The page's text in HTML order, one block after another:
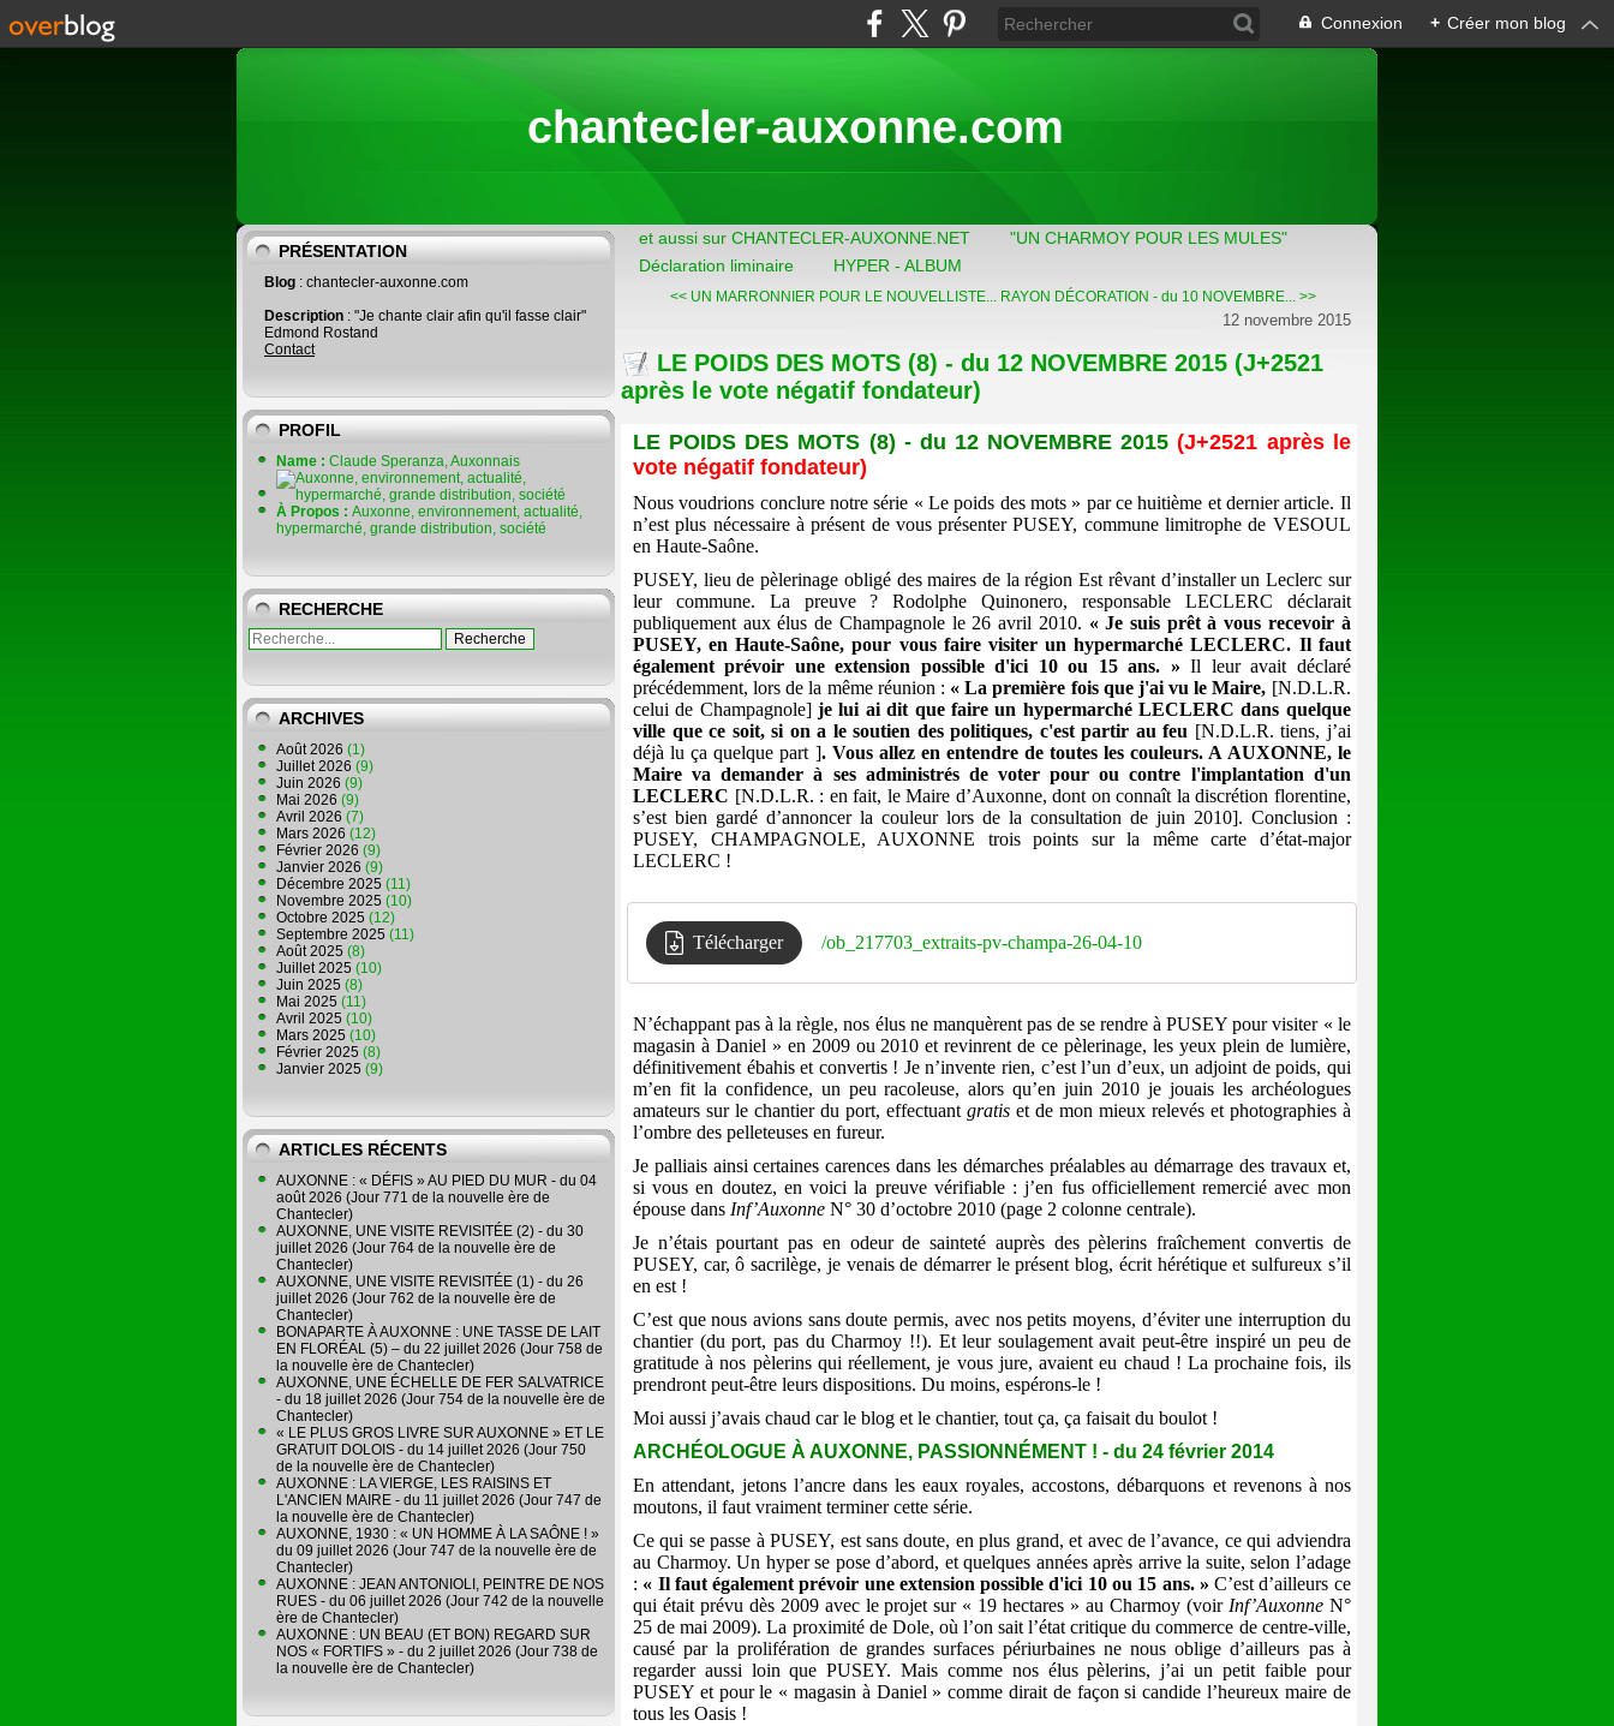
Connexion + Créer mon blog
chantecler-auxonne.com
PRÉSENTATION
Blog : chantecler-auxonne.com
Description : "Je chante clair afin qu'il fasse clair"
Edmond Rostand
Contact
PROFIL
Name : Claude Speranza, Auxonnais
À Propos : Auxonne, environnement, actualité,
hypermarché, grande distribution, société
RECHERCHE
ARCHIVES
Août 2026 (1)
Juillet 2026 (9)
Juin 2026 (9)
Mai 2026 (9)
Avril 2026 (7)
Mars 2026 (12)
Février 2026 (9)
Janvier 2026 (9)
Décembre 2025 (11)
Novembre 2025 (10)
Octobre 2025 (12)
Septembre 2025 (11)
Août 2025 (8)
Juillet 2025 (10)
Juin 2025 (8)
Mai 2025 (11)
Avril 2025 (10)
Mars 2025 (10)
Février 2025 (8)
Janvier 2025 (9)
ARTICLES RÉCENTS
AUXONNE : « DÉFIS » AU PIED DU MUR - du 04
août 2026 (Jour 771 de la nouvelle ère de
Chantecler)
AUXONNE, UNE VISITE REVISITÉE (2) - du 30
juillet 2026 (Jour 764 de la nouvelle ère de
Chantecler)
AUXONNE, UNE VISITE REVISITÉE (1) - du 26
juillet 2026 (Jour 762 de la nouvelle ère de
Chantecler)
BONAPARTE À AUXONNE : UNE TASSE DE LAIT
EN FLORÉAL (5) – du 22 juillet 2026 (Jour 758 de
la nouvelle ère de Chantecler)
AUXONNE, UNE ÉCHELLE DE FER SALVATRICE
- du 18 juillet 2026 (Jour 754 de la nouvelle ère de
Chantecler)
« LE PLUS GROS LIVRE SUR AUXONNE » ET LE
GRATUIT DOLOIS - du 14 juillet 2026 (Jour 750
de la nouvelle ère de Chantecler)
AUXONNE : LA VIERGE, LES RAISINS ET
L'ANCIEN MAIRE - du 11 juillet 2026 (Jour 747 de
la nouvelle ère de Chantecler)
AUXONNE, 1930 : « UN HOMME À LA SAÔNE ! »
du 09 juillet 2026 (Jour 747 de la nouvelle ère de
Chantecler)
AUXONNE : JEAN ANTONIOLI, PEINTRE DE NOS
RUES - du 06 juillet 2026 (Jour 742 de la nouvelle
ère de Chantecler)
AUXONNE : UN BEAU (ET BON) REGARD SUR
NOS « FORTIFS » - du 2 juillet 2026 (Jour 738 de
la nouvelle ère de Chantecler)
et aussi sur CHANTECLER-AUXONNE.NET
"UN CHARMOY POUR LES MULES"
Déclaration liminaire
HYPER - ALBUM
<< UN MARRONNIER POUR LE NOUVELLISTE... RAYON DÉCORATION - du 10 NOVEMBRE... >>
12 novembre 2015
LE POIDS DES MOTS (8) - du 12 NOVEMBRE 2015 (J+2521
après le vote négatif fondateur)
LE POIDS DES MOTS (8) - du 12 NOVEMBRE 2015 (J+2521 après le
vote négatif fondateur)
Nous voudrions conclure notre série « Le poids des mots » par ce huitième et dernier article. Il
n’est plus nécessaire à présent de vous présenter PUSEY, commune limitrophe de VESOUL
en Haute-Saône.
PUSEY, lieu de pèlerinage obligé des maires de la région Est rêvant d’installer un Leclerc sur
leur commune. La preuve ? Rodolphe Quinonero, responsable LECLERC déclarait
publiquement aux élus de Champagnole le 26 avril 2010. « Je suis prêt à vous recevoir à
PUSEY, en Haute-Saône, pour vous faire visiter un hypermarché LECLERC. Il faut
également prévoir une extension possible d'ici 10 ou 15 ans. »Il leur avait déclaré
précédemment, lors de la même réunion : « La première fois que j'ai vu le Maire, [N.D.L.R.
celui de Champagnole]je lui ai dit que faire un hypermarché LECLERC dans quelque
ville que ce soit, si on a le soutien des politiques, c'est partir au feu [N.D.L.R. tiens, j’ai
déjà lu ça quelque part ]. Vous allez en entendre de toutes les couleurs. A AUXONNE, le
Maire va demander à ses administrés de voter pour ou contre l'implantation d'un
LECLERC [N.D.L.R. : en fait, le Maire d’Auxonne, dont on connaît la discrétion florentine,
s’est bien gardé d’annoncer la couleur lors de la consultation de juin 2010]. Conclusion :
PUSEY, CHAMPAGNOLE, AUXONNE trois points sur la même carte d’état-major
LECLERC !
Télécharger /ob_217703_extraits-pv-champa-26-04-10
N’échappant pas à la règle, nos élus ne manquèrent pas de se rendre à PUSEY pour visiter « le
magasin à Daniel » en 2009 ou 2010 et revinrent de ce pèlerinage, les yeux plein de lumière,
définitivement ébahis et convertis ! Je n’invente rien, c’est l’un d’eux, un adjoint de poids, qui
m’en fit la confidence, un peu racoleuse, alors qu’en juin 2010 je jouais les archéologues
amateurs sur le chantier du port, effectuant gratiset de mon mieux relevés et photographies à
l’ombre des pelleteuses en fureur.
Je palliais ainsi certaines carences dans les démarches préalables au démarrage des travaux et,
si vous en doutez, en voici la preuve vérifiable : j’en fus officiellement remercié avec mon
épouse dans Inf’Auxonne N° 30 d’octobre 2010 (page 2 colonne centrale).
Je n’étais pourtant pas en odeur de sainteté auprès des pèlerins fraîchement convertis de
PUSEY, car, ô sacrilège, je venais de démarrer le présent blog, écrit hérétique et sulfureux s’il
en est !
C’est que nous avions sans doute permis, avec nos petits moyens, d’éviter une interruption du
chantier (du port, pas du Charmoy !!). Et leur soulagement avait peut-être inspiré un peu de
gratitude à nos pèlerins qui réellement, je vous jure, avaient eu chaud ! La prochaine fois, ils
prendront peut-être leurs dispositions. Du moins, espérons-le !
Moi aussi j’avais chaud car le blog et le chantier, tout ça, ça faisait du boulot !
ARCHÉOLOGUE À AUXONNE, PASSIONNÉMENT ! - du 24 février 2014
En attendant, jetons l’ancre dans les eaux royales, accostons, débarquons et revenons à nos
moutons, il faut vraiment terminer cette série.
Ce qui se passe à PUSEY, est sans doute, en plus grand, et avec de l’avance, ce qui adviendra
au Charmoy. Un hyper se pose d’abord, et quelques années après arrive la suite, selon l’adage
: « Il faut également prévoir une extension possible d'ici 10 ou 15 ans. » C’est d’ailleurs ce
qui était prévu dès 2009 avec le projet sur « 19 hectares » au Charmoy (voirInf’AuxonneN°
25 de mai 2009). La proximité de Dole, où l’on sait l’état critique du commerce de centre-ville,
causé par la prolifération de grandes surfaces périurbaines ne nous oblige d’ailleurs pas à
regarder aussi loin que PUSEY. Mais comme nos élus pèlerins, j’ai un petit faible pour
PUSEY et pour le « magasin à Daniel » comme dirait de façon si candide l’heureux maire de
tous les Oasis !